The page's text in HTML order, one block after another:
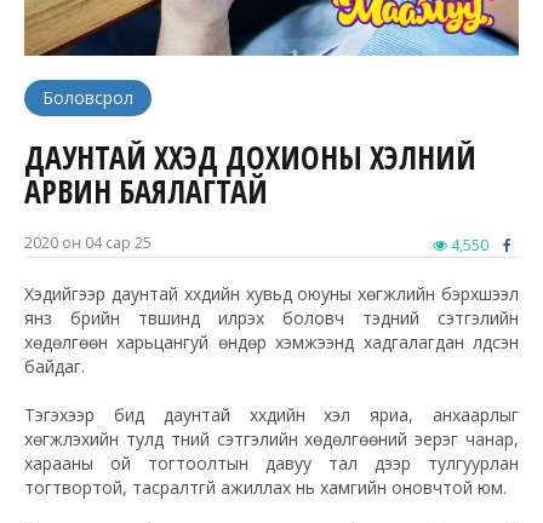
Боловсрол
ДАУНТАЙ ХҮҮХЭД ДОХИОНЫ ХЭЛНИЙ
АРВИН БАЯЛАГТАЙ
2020 он 04 сар 25 4,550
Хэдийгээр даунтай хүүхдийн хувьд оюуны хөгжлийн бэрхшээл
янз бүрийн түвшинд илрэх боловч тэдний сэтгэлийн
хөдөлгөөн харьцангуй өндөр хэмжээнд хадгалагдан үлдсэн
байдаг.
Тэгэхээр бид даунтай хүүхдийн хэл яриа, анхаарлыг
хөгжүүлэхийн тулд түүний сэтгэлийн хөдөлгөөний эерэг чанар,
харааны ой тогтоолтын давуу тал дээр тулгуурлан
тогтвортой, тасралтгүй ажиллах нь хамгийн оновчтой юм.